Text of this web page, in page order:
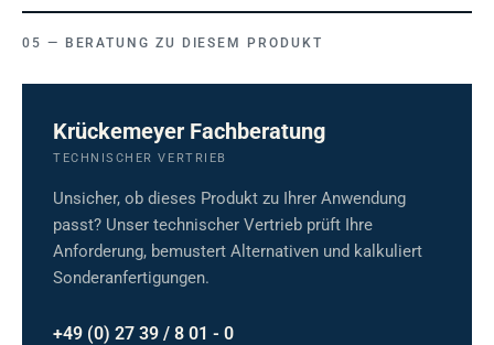
BERATUNG ZU DIESEM PRODUKT
Krückemeyer Fachberatung
TECHNISCHER VERTRIEB
Unsicher, ob dieses Produkt zu Ihrer Anwendung
passt? Unser technischer Vertrieb prüft Ihre
Anforderung, bemustert Alternativen und kalkuliert
Sonderanfertigungen.
+49 (0) 27 39 / 8 01 - 0